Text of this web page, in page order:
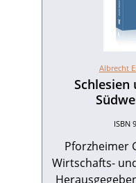
Albrecht
Schlesien
ISBN
Pforzheimer
Wirtschafts- und Stadtgeschichte. Bd.